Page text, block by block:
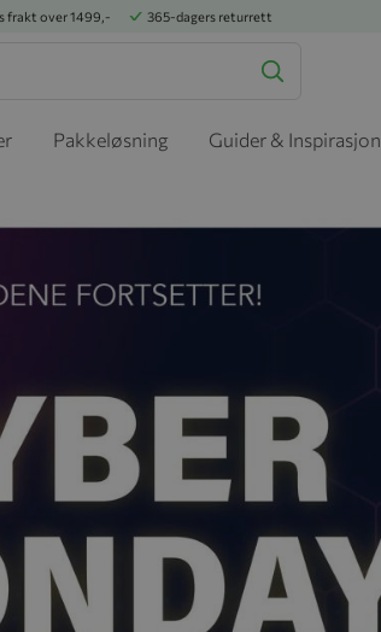
frakt over 1499,- 365-dagers returrett
Pakkeløsning Guider & Inspirasjon